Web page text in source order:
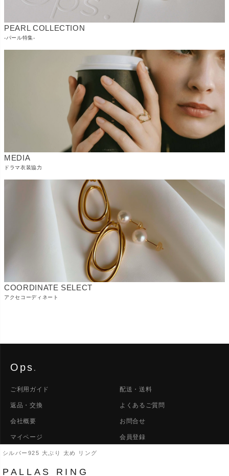
シルバー925 大ぶり 太め リング
PALLAS RING
PEARL COLLECTION
-パール特集-
MEDIA
ドラマ衣装協力
COORDINATE SELECT
アクセコーディネート
Ops.
ご利用ガイド 配送・送料
返品・交換 よくあるご質問
会社概要 お問合せ
マイページ 会員登録
LINE INSTAGRAMPINTEREST